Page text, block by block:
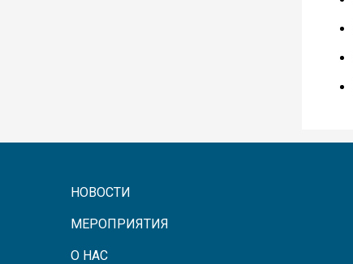
НОВОСТИ
МЕРОПРИЯТИЯ
О НАС